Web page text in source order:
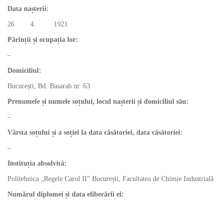
Data nașterii:
26 4 1921
Părinții și ocupația lor:
–
Domiciliul:
București, Bd. Basarab nr. 63
Prenumele și numele soțului, locul nașterii și domiciliul său:
–
Vârsta soțului și a soției la data căsătoriei, data căsătoriei:
–
Instituția absolvită:
Politehnica „Regele Carol II” București, Facultatea de Chimie Industrială
Numărul diplomei și data eliberării ei: